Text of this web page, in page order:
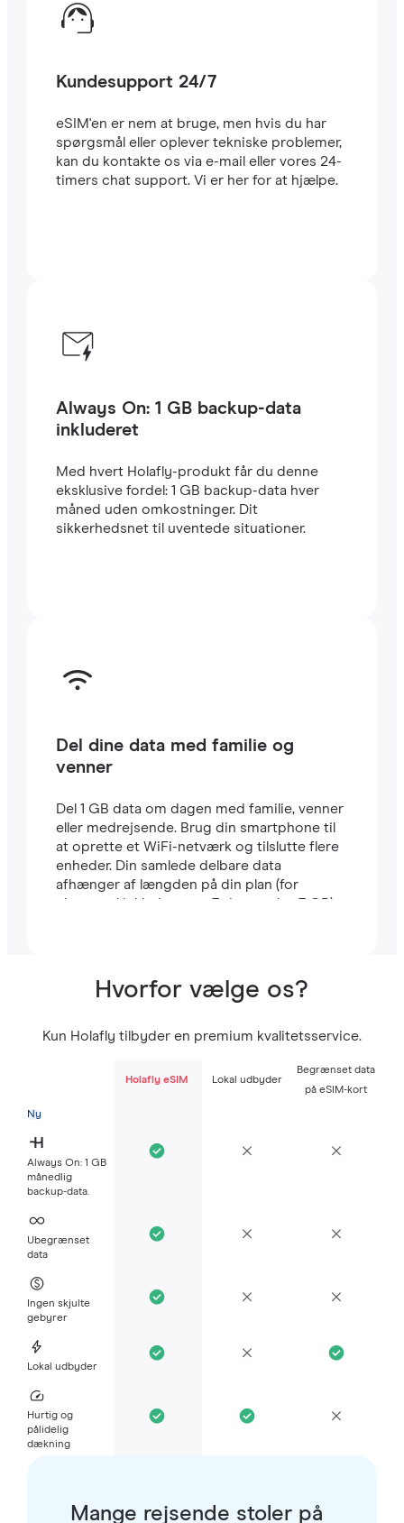
Kundesupport 24/7
eSIM'en er nem at bruge, men hvis du har
spørgsmål eller oplever tekniske problemer,
kan du kontakte os via e-mail eller vores 24-
timers chat support. Vi er her for at hjælpe.
Always On: 1 GB backup-data
inkluderet
Med hvert Holafly-produkt får du denne
eksklusive fordel: 1 GB backup-data hver
måned uden omkostninger. Dit
sikkerhedsnet til uventede situationer.
Del dine data med familie og
venner
Del 1 GB data om dagen med familie, venner
eller medrejsende. Brug din smartphone til
at oprette et WiFi-netværk og tilslutte flere
enheder. Din samlede delbare data
afhænger af længden på din plan (for
eksempel inkluderer en 7-dages plan 7 GB).
Hvorfor vælge os?
Kun Holafly tilbyder en premium kvalitetsservice.
Holafly eSIM Lokal udbyder
Begrænset data
på eSIM-kort
Ny
Always On: 1 GB
månedlig
backup-data.
Ubegrænset
data
Ingen skjulte
gebyrer
Lokal udbyder
Hurtig og
pålidelig
dækning
Mange rejsende stoler på